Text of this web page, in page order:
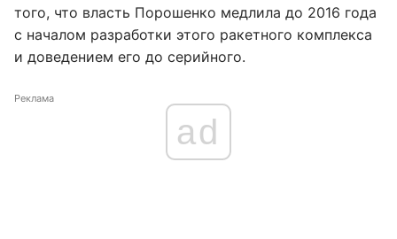
того, что власть Порошенко медлила до 2016 года
с началом разработки этого ракетного комплекса
и доведением его до серийного.
Реклама
ad